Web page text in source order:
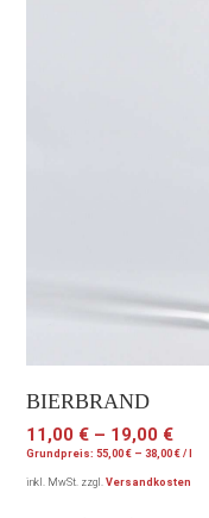
BIERBRAND
11,00 € – 19,00 €
Grundpreis:55,00€ –38,00€ /
inkl. MwSt. zzgl.Versandkosten